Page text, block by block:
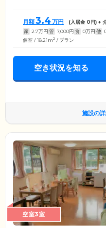
月額3.4 万円 (入居金 0円) +
家 2.7万円 管 7,000円 食 0万円 他
個室 / 18.21m2 / プラン
空き状況を知る
施設の
空室3室